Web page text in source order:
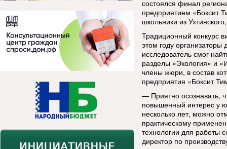
состоялся финал
предприятием «Боксит
школьники из
Традиционный конкурс
этом году
исследователь смог
разделы «Экология» и
члены жюри, в состав
предприятия «Боксит
— Приятно осознавать,
повышенный интерес у
несколько лет, можно
практическому
технологии для работы
директор по